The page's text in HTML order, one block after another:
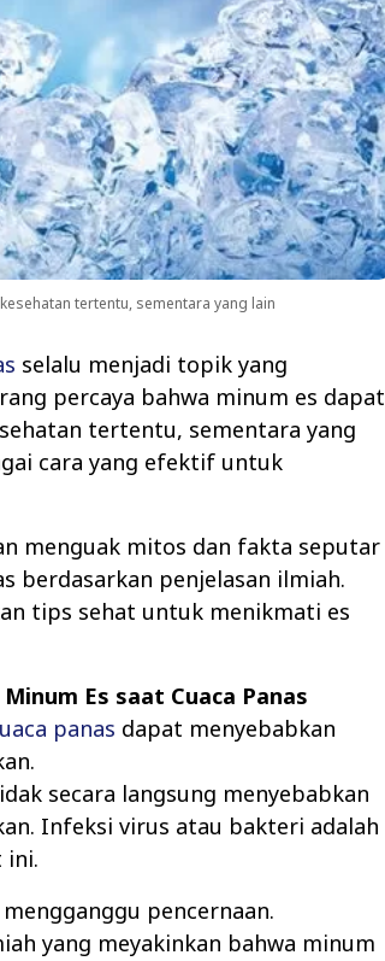
tertentu, sementara yang lain
selalu menjadi topik yang
percaya bahwa minum es dapat
tertentu, sementara yang
cara yang efektif untuk
menguak mitos dan fakta seputar
berdasarkan penjelasan ilmiah.
tips sehat untuk menikmati es
Es saat Cuaca Panas
panas dapat menyebabkan
secara langsung menyebabkan
Infeksi virus atau bakteri adalah
ini.
pencernaan.
yang meyakinkan bahwa minum